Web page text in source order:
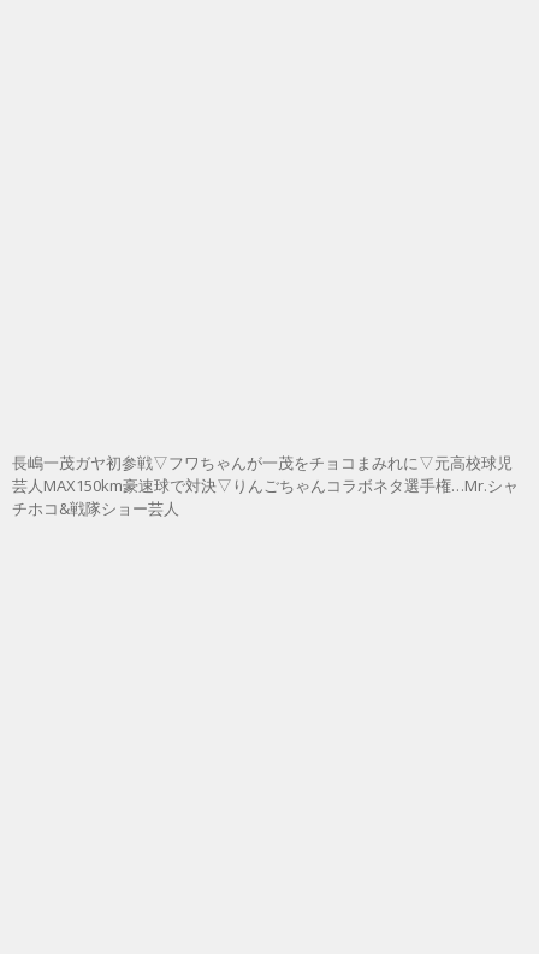
長嶋一茂ガヤ初参戦▽フワちゃんが一茂をチョコまみれに▽元高校球児
芸人MAX150km豪速球で対決▽りんごちゃんコラボネタ選手権…Mr.シャ
チホコ&戦隊ショー芸人